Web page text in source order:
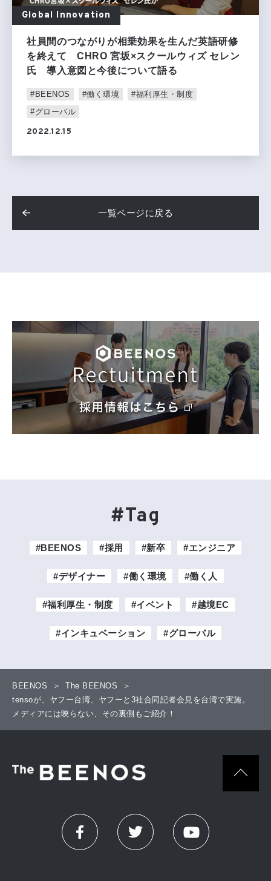
Global Innovation
社員間のつながりが相乗効果を生んだ英語研修
を終えて CHRO 宮坂×スクールウィズ セレン
氏 導入意図と今後について語る
#BEENOS #働く環境
#福利厚生・制度
#グローバル
2022.12.15
一覧ページに戻る
#Tag
#BEENOS #採用 #新卒 #エンジニア
#デザイナー #働く環境 #働く人
#福利厚生・制度 #イベント #越境EC
#インキュベーション #グローバル
BEENOS
The BEENOS
tensoが、ヤフー台湾、ヤフーと3社合同記者会見を台湾で実施。
メディアには映らない、その裏側もご紹介！